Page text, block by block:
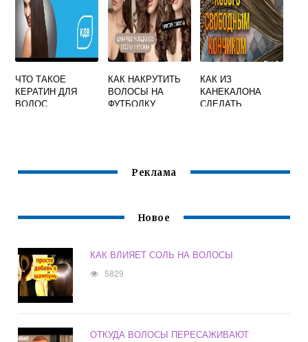
ЧТО ТАКОЕ
КЕРАТИН ДЛЯ
ВОЛОС
КАК НАКРУТИТЬ
ВОЛОСЫ НА
ФУТБОЛКУ
КАК ИЗ
КАНЕКАЛОНА
СДЕЛАТЬ
Реклама
Новое
КАК ВЛИЯЕТ СОЛЬ НА ВОЛОСЫ
5829
ОТКУДА ВОЛОСЫ ПЕРЕСАЖИВАЮТ